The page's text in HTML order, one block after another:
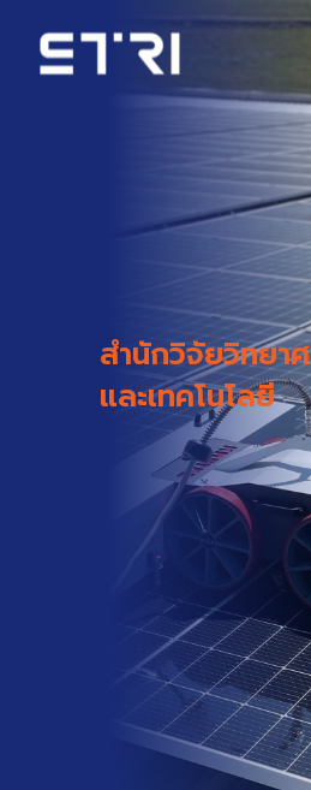
content
สำนักวิจัยวิทยา
และเทคโนโลยี